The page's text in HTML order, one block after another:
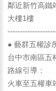
鄰近新竹高鐵
大樓1樓
● 藝群五權診
台中市南區五
路線引導：
火車至五權車